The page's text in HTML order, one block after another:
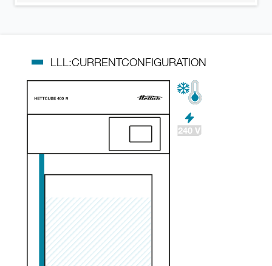
LLL:CURRENTCONFIGURATION